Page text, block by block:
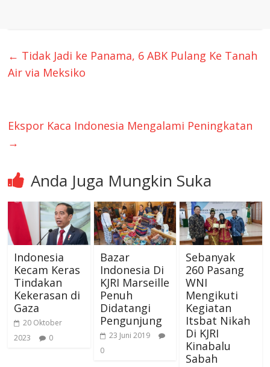
← Tidak Jadi ke Panama, 6 ABK Pulang Ke Tanah
Air via Meksiko
Ekspor Kaca Indonesia Mengalami Peningkatan
→
Anda Juga Mungkin Suka
Indonesia
Kecam Keras
Tindakan
Kekerasan di
Gaza
20 Oktober
2023
0
Bazar
Indonesia Di
KJRI Marseille
Penuh
Didatangi
Pengunjung
23 Juni 2019
0
Sebanyak
260 Pasang
WNI
Mengikuti
Kegiatan
Itsbat Nikah
Di KJRI
Kinabalu
Sabah